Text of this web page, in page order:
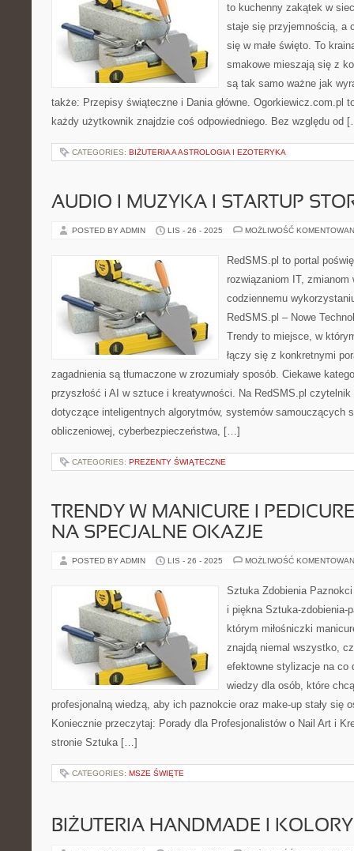
to kuchenny zakątek w
staje się przyjemnością, a
się w małe święto. To
smakowe mieszają się z
są tak samo ważne jak
także: Przepisy świąteczne i Dania główne. Ogorkiewicz.com.pl
każdy użytkownik znajdzie coś odpowiedniego. Bez względu od
CATEGORIES: BIŻUTERIA A ASTROLOGIA I EZOTERYKA
AUDIO I MUZYKA I STARTUP
POSTED BY ADMIN LIS - 26 - 2025 MOŻLIWOŚĆ
RedSMS.pl to portal
rozwiązaniom IT,
codziennemu
RedSMS.pl – Nowe
Trendy to miejsce, w
łączy się z konkretnymi
zagadnienia są tłumaczone w zrozumiały sposób. Ciekawe
przyszłość i AI w sztuce i kreatywności. Na RedSMS.pl
dotyczące inteligentnych algorytmów, systemów samouczących
obliczeniowej, cyberbezpieczeństwa, […]
CATEGORIES: PREZENTY ŚWIĄTECZNE
TRENDY W MANICURE I
NA SPECJALNE OKAZJE
POSTED BY ADMIN LIS - 26 - 2025 MOŻLIWOŚĆ
Sztuka Zdobienia
i piękna Sztuka-zdobienia-
którym miłośniczki
znajdą niemal wszystko,
efektowne stylizacje na co
wiedzy dla osób, które
profesjonalną wiedzą, aby ich paznokcie oraz make-up stały się
Koniecznie przeczytaj: Porady dla Profesjonalistów o Nail Art i
stronie Sztuka […]
CATEGORIES: MSZE ŚWIĘTE
BIŻUTERIA HANDMADE I